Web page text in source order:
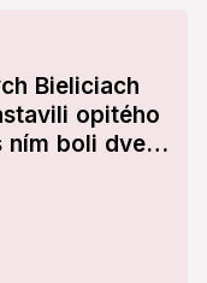
Bieliciach
opitého
ním boli dve